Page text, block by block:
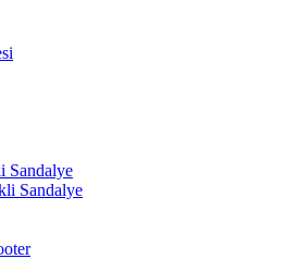
Sandalye
Sandalye